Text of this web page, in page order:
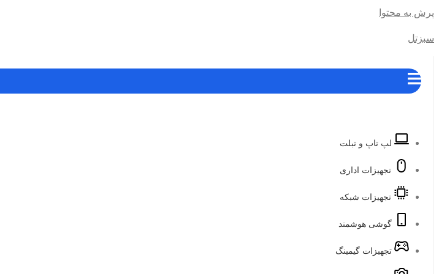
پرش به محتوا
سبزتل
لپ تاپ و تبلت
تجهیزات اداری
تجهیزات شبکه
گوشی هوشمند
تجهیزات گیمینگ